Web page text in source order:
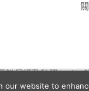
料保護及私隱
our website to